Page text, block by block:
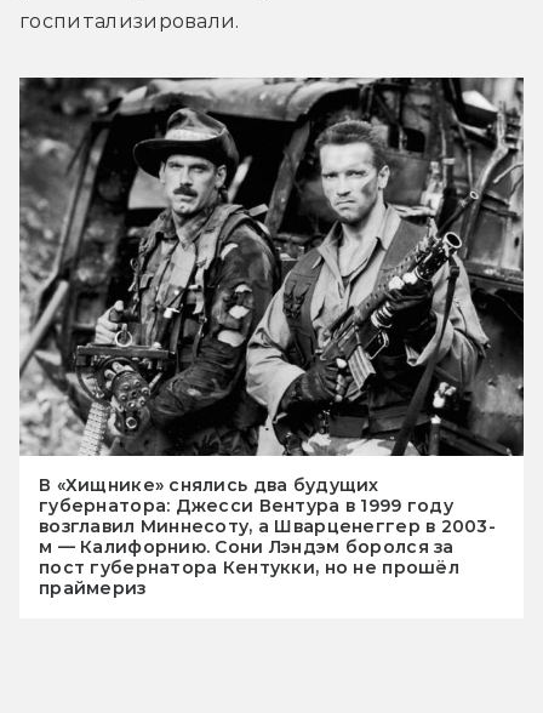
госпитализировали.
В «Хищнике» снялись два будущих
губернатора: Джесси Вентура в 1999 году
возглавил Миннесоту, а Шварценеггер в 2003-
м — Калифорнию. Сони Лэндэм боролся за
пост губернатора Кентукки, но не прошёл
праймериз